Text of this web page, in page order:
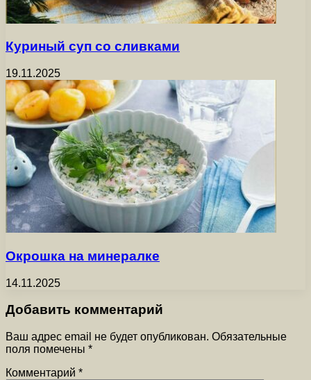
Куриный суп со сливками
19.11.2025
Окрошка на минералке
14.11.2025
Добавить комментарий
Ваш адрес email не будет опубликован. Обязательные
поля помечены *
Комментарий *